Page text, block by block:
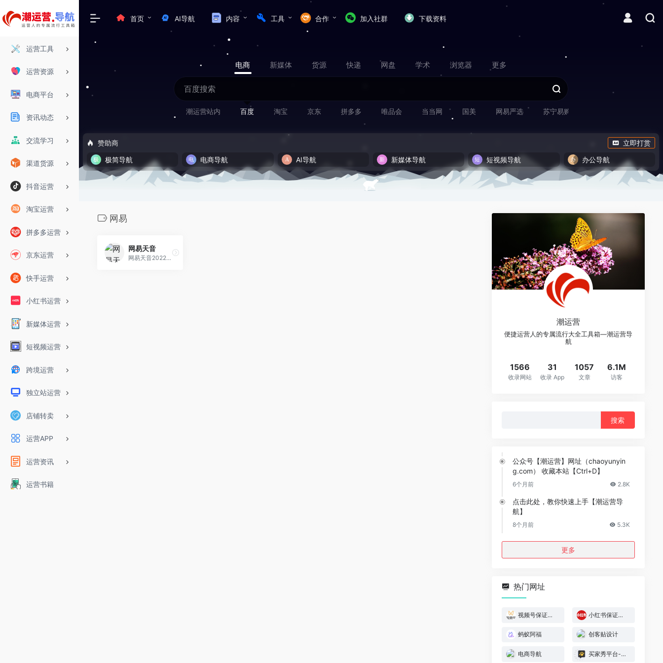
运营工具
运营资源
电商平台
资讯动态
交流学习
渠道货源
抖音运营
淘宝运营
拼多多运营
京东运营
快手运营
小红书运营
新媒体运营
短视频运营
跨境运营
独立站运营
店铺转卖
运营APP
运营资讯
运营书籍
首页 AI导航 内容 工具 合作 加入社群 下载资料
电商 新媒体 货源 快递 网盘 学术 浏览器 更多
潮运营站内 百度 淘宝 京东 拼多多 唯品会 当当网 国美 网易严选 苏宁易购
赞助商
立即打赏
极简导航
电商导航 AI导航 新媒体导航 短视频导航 办公导航
网易
网易天音
网易天音2022全新AI创作平台正式上线，海量风格限时限免；一键渲染，点亮你的音乐天赋！
潮运营
便捷运营人的专属流行大全工具箱—潮运营导
航
1566
收录网站
31
收录 App
1057
文章
6.1M
访客
公众号【潮运营】网址（chaoyunyin
g.com） 收藏本站【Ctrl+D】
6个月前 2.8K
点击此处，教你快速上手【潮运营导
航】
8个月前 5.3K
更多
热门网址
视频号保证金规则 小红书保证金规则
蚂蚁阿福 创客贴设计
电商导航 买家秀平台-模特喵喵